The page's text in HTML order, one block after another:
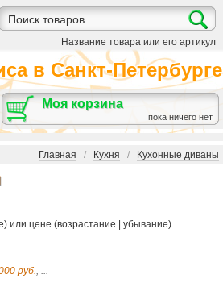
Название товара или его артикул
в Санкт-Петербурге
Моя корзина
пока ничего нет
Главная / Кухня / Кухонные диваны
) или цене (возрастание убывание)
руб., ...